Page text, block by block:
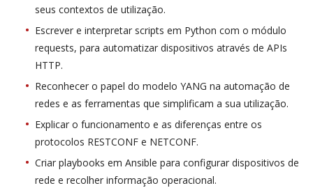
seus contextos de utilização.
Escrever e interpretar scripts em Python com o módulo
requests, para automatizar dispositivos através de APIs
HTTP.
Reconhecer o papel do modelo YANG na automação de
redes e as ferramentas que simplificam a sua utilização.
Explicar o funcionamento e as diferenças entre os
protocolos RESTCONF e NETCONF.
Criar playbooks em Ansible para configurar dispositivos de
rede e recolher informação operacional.